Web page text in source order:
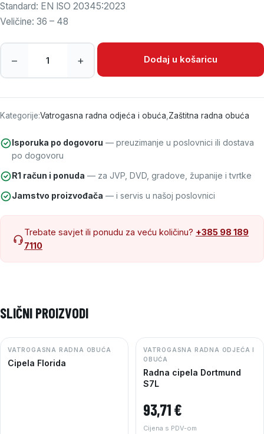
Standard: EN ISO 20345:2023
Veličine: 36 – 48
Radna cipela Malaga S1 količina
– + Dodaj u košaricu
Kategorije:Vatrogasna radna odjeća i obuća Zaštitna radna obuća
Isporuka po dogovoru — preuzimanje u poslovnici ili dostava
po dogovoru
R1 račun i ponuda — za JVP, DVD, gradove, županije i tvrtke
Jamstvo proizvođača — i servis u našoj poslovnici
Trebate savjet ili ponudu za veću količinu? +385 98 189
7110
SLIČNI PROIZVODI
VATROGASNA RADNA OBUĆA
Cipela Florida
VATROGASNA RADNA ODJEĆA I
OBUĆA
Radna cipela Dortmund
S7L
93,71€
Cijena s PDV-om